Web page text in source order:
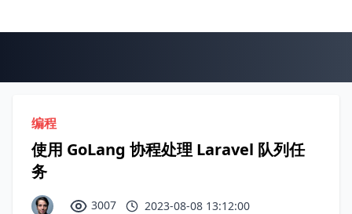
编程
使用 GoLang 协程处理 Laravel 队列任
务
3007 2023-08-08 13:12:00